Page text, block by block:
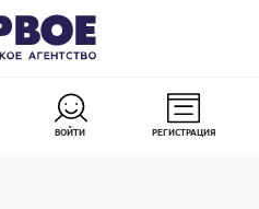
ВОЙТИ РЕГИСТРАЦИЯ